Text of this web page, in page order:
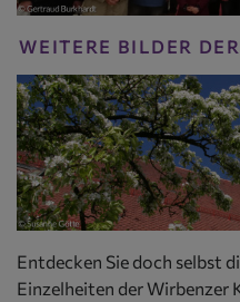
WEITERE BILDER
Entdecken Sie doch selbst
Einzelheiten der Wirbenzer